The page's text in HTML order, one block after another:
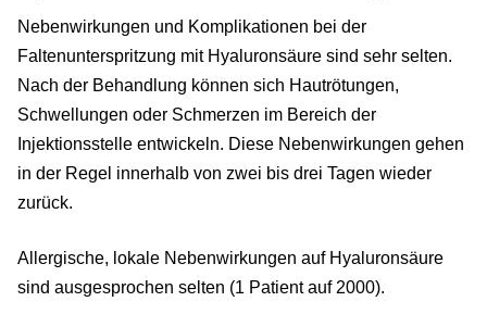
Nebenwirkungen und Komplikationen bei der
Faltenunterspritzung mit Hyaluronsäure sind sehr selten.
Nach der Behandlung können sich Hautrötungen,
Schwellungen oder Schmerzen im Bereich der
Injektionsstelle entwickeln. Diese Nebenwirkungen gehen
in der Regel innerhalb von zwei bis drei Tagen wieder
zurück.
Allergische, lokale Nebenwirkungen auf Hyaluronsäure
sind ausgesprochen selten (1 Patient auf 2000).